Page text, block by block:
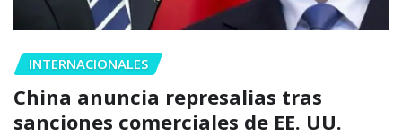
INTERNACIONALES
China anuncia represalias tras
sanciones comerciales de EE. UU.